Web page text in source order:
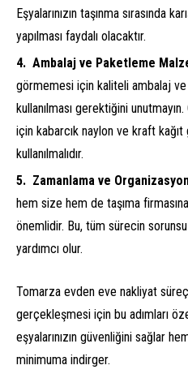
Eşyalarınızın taşınma sırasında
yapılması faydalı olacaktır.
Ambalaj ve Paketleme
görmemesi için kaliteli ambalaj
kullanılması gerektiğini
için kabarcık naylon ve kraft
kullanılmalıdır.
Zamanlama ve
hem size hem de taşıma
önemlidir. Bu, tüm sürecin
yardımcı olur.
Tomarza evden eve nakliyat
gerçekleşmesi için bu adımları
eşyalarınızın güvenliğini sağlar
minimuma indirger.